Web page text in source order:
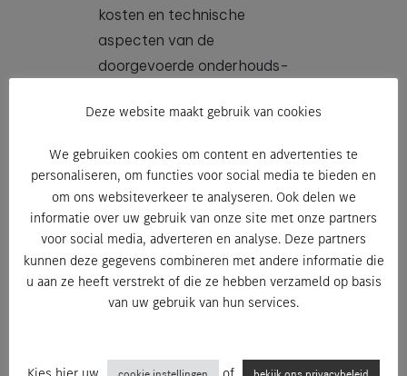
kosten en technische
aspecten van de
doorgevoerde onderhouds-
Administratieve verwerking
Planning van de
werkzaamheden en het
opmaken van werkkaarten
voor de werkplaats.
Proactief klanten
contacteren om afspraken
Registreren van
Deze website maakt gebruik van cookies
We gebruiken cookies om content en advertenties te
personaliseren, om functies voor social media te bieden en
om ons websiteverkeer te analyseren. Ook delen we
informatie over uw gebruik van onze site met onze partners
voor social media, adverteren en analyse. Deze partners
kunnen deze gegevens combineren met andere informatie die
u aan ze heeft verstrekt of die ze hebben verzameld op basis
van uw gebruik van hun services.